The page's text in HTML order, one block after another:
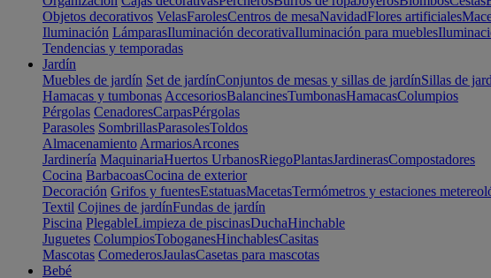
Objetos decorativos VelasFarolesCentros de mesaNavidadFlores artificiales
Iluminación LámparasIluminación decorativaIluminación para muebles
Tendencias y temporadas
Jardín
Muebles de jardín Set de jardínConjuntos de mesas y sillas de jardínSillas de
Hamacas y tumbonas AccesoriosBalancinesTumbonasHamacasColumpios
Pérgolas CenadoresCarpasPérgolas
Parasoles SombrillasParasolesToldos
Almacenamiento ArmariosArcones
Jardinería MaquinariaHuertos UrbanosRiegoPlantasJardinerasCompostadores
Cocina BarbacoasCocina de exterior
Decoración Grifos y fuentesEstatuasMacetasTermómetros y estaciones
Textil Cojines de jardínFundas de jardín
Piscina PlegableLimpieza de piscinasDuchaHinchable
Juguetes ColumpiosToboganesHinchablesCasitas
Mascotas ComederosJaulasCasetas para mascotas
Bebé